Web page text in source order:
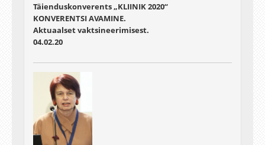
Täienduskonverents „KLIINIK 2020“
KONVERENTSI AVAMINE.
Aktuaalset vaktsineerimisest.
04.02.20